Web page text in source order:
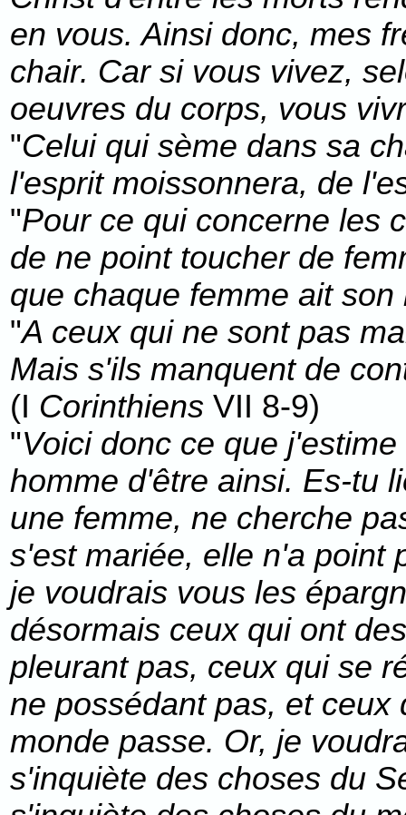
en vous. Ainsi donc, mes
chair. Car si vous vivez,
oeuvres du corps, vous
"Celui qui sème dans sa
l'esprit moissonnera, de
"Pour ce qui concerne les
de ne point toucher de
que chaque femme ait son
"A ceux qui ne sont pas
Mais s'ils manquent de
(I Corinthiens VII 8-9)
"Voici donc ce que
homme d'être ainsi. Es-tu
une femme, ne cherche
s'est mariée, elle n'a point
je voudrais vous les
désormais ceux qui ont
pleurant pas, ceux qui se
ne possédant pas, et
monde passe. Or, je
s'inquiète des choses du